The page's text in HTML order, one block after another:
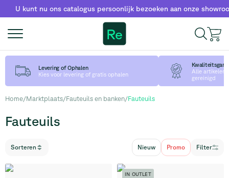
kunt nu ons catalogus persoonlijk bezoeken aan onze showroom!
Re
Levering of Ophalen
Kies voor levering of gratis ophalen
Alle artikelen
gereinigd
Home/Marktplaats/Fauteuils en banken/Fauteuils
Fauteuils
Sorteren Nieuw Promo Filter
IN OUTLET